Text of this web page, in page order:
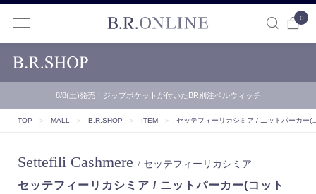
0
8/8(土)発売！ジップポケットが付いたBR別注ベルウィッチ
TOP ＞ MALL ＞ B.R.SHOP ＞ ITEM ＞ セッテフィーリカシミア / ニットパーカー(
Settefili Cashmere / セッテフィーリカシミア
セッテフィーリカシミア / ニットパーカー(コット